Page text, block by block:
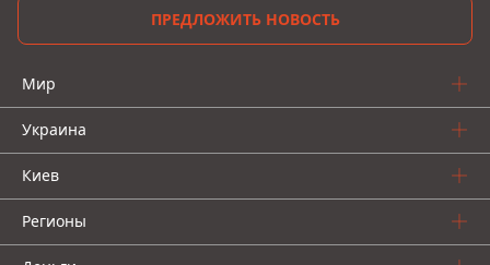
ПРЕДЛОЖИТЬ НОВОСТЬ
Мир
Украина
Киев
Регионы